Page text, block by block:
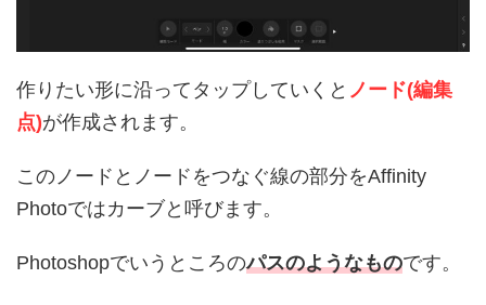
作りたい形に沿ってタップしていくと ノード(編集
点)が作成されます。
このノードとノードをつなぐ線の部分をAffinity
Photoではカーブと呼びます。
Photoshopでいうところのパスのようなものです。